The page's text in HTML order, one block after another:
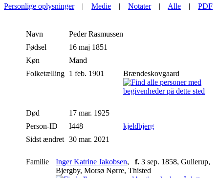
Personlige oplysninger| Medie | Notater| Alle | PDF
Navn Peder Rasmussen
Fødsel
16 maj 1851
Køn
Mand
Folketælling 1 feb. 1901 Brændeskovgaard
Død
17 mar. 1925
Person-ID
I448
kjeldbjerg
Sidst ændret 30 mar. 2021
Familie Inger Katrine Jakobsen, f. 3 sep. 1858, Gullerup,
Bjergby, Morsø Nørre, Thisted